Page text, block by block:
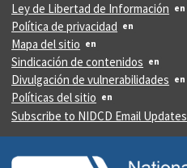
Ley de Libertad de Información
Política de privacidad
Mapa del sitio
Sindicación de contenidos
Divulgación de vulnerabilidades
Políticas del sitio
Subscribe to NIDCD Email Updates